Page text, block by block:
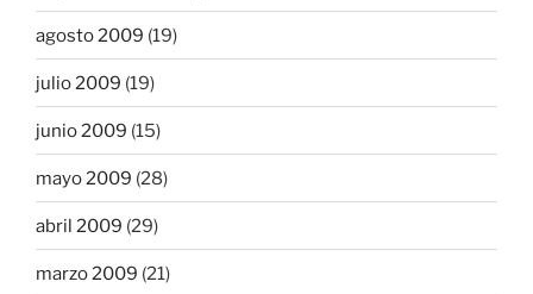
agosto 2009 (19)
julio 2009 (19)
junio 2009 (15)
mayo 2009 (28)
abril 2009 (29)
marzo 2009 (21)